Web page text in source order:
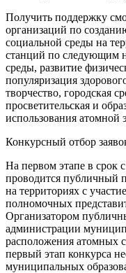
Получить поддержку
организаций по
социальной среды на
станций по следующим
среды, развитие
популяризация
творчество, городская
просветительская и
использования атомной
Конкурсный отбор
На первом этапе в срок
проводится публичный
на территориях с
полномочных
Организатором
администрации
расположения атомных
первый этап конкурса
муниципальных